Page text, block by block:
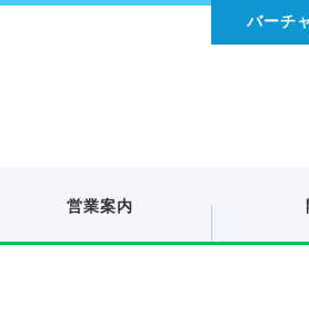
バーチ
営業案内